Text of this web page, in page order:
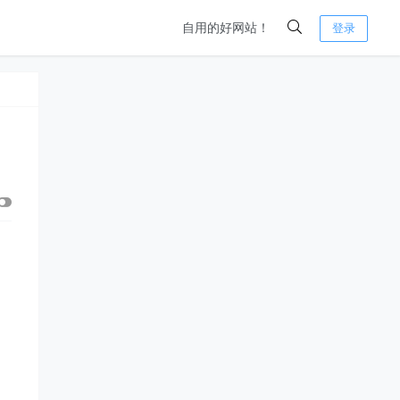
自用的好网站！ 登录